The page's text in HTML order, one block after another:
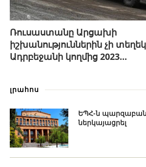
Ռուսաստանը Արցախի
իշխանություններին չի
Ադրբեջանի կողմից 2023...
լրահոս
ԵՊՀ-ն
ներկայացրել